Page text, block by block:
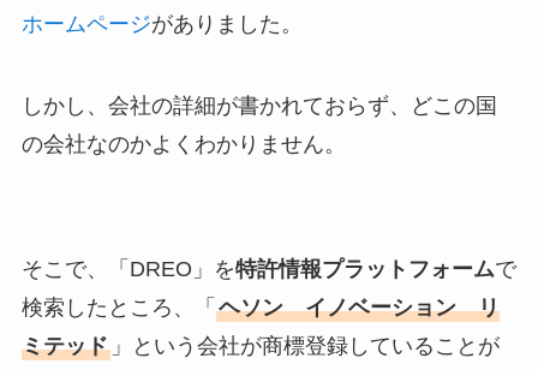
ホームページがありました。
しかし、会社の詳細が書かれておらず、どこの国
の会社なのかよくわかりません。
そこで、「DREO」を特許情報プラットフォームで
検索したところ、「 ヘソン イノベーション リ
ミテッド」という会社が商標登録していることが